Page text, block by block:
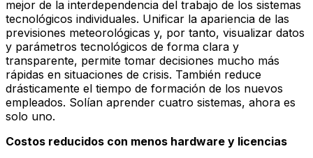
mejor de la interdependencia del trabajo de los sistemas
tecnológicos individuales. Unificar la apariencia de las
previsiones meteorológicas y, por tanto, visualizar datos
y parámetros tecnológicos de forma clara y
transparente, permite tomar decisiones mucho más
rápidas en situaciones de crisis. También reduce
drásticamente el tiempo de formación de los nuevos
empleados. Solían aprender cuatro sistemas, ahora es
solo uno.
Costos reducidos con menos hardware y licencias